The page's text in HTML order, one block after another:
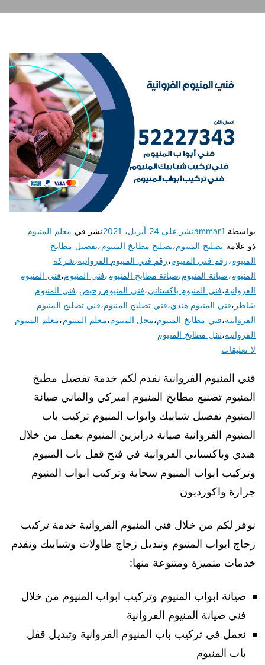
بواسطة ammar1نشر على 24 أبريل، 2021 نشر في معلم المنيوم
ذو علامة تصليح المنيوم،تصليح مطابخ المنيوم،تفصيل مطابخ
المنيوم،رقم فني المنيوم،رقم فني المنيوم الفروانية،شركة
المنيوم،صيانة المنيوم،صيانة مطابخ المنيوم،فني المنيوم،فني المنيوم
الفروانية،فني المنيوم باكستاني،فني المنيوم رخيص،فني المنيوم
شاطر ،فني المنيوم هندي،فني تصليح المنيوم،فني تصليح المنيوم
الفروانية،فني مطابخ المنيوم،محل المنيوم،معلم المنيوم،معلم المنيوم
الفروانية،نقل مطابخ المنيوم
لا تعليقات
فني المنيوم الفروانية نقدم لكم خدمة تفصيل مطبخ
المنيوم تصنيع مطابخ المنيوم اميركي والماني صيانة
المنيوم تفصيل شبابيك وابواب المنيوم تركيب باب
المنيوم الفروانية صيانة درابزين المنيوم نعمل من خلال
هندي وباكستاني الفروانية في فتح قفل باب المنيوم
وتركيب ابواب المنيوم سحابة وتركيب ابواب المنيوم
جرارة واكورديون
نوفر لكم من خلال فني المنيوم الفروانية خدمة تركيب
زجاج ابواب المنيوم وتبديل زجاج طاولات وشبابيك ونقدم
خدمات متميزة ومتنوعة منها:
صيانة ابواب المنيوم وتركيب ابواب المنيوم من خلال
فني صيانة المنيوم الفروانية
نعمل في تركيب باب المنيوم الفروانية وتبديل قفل
باب المنيوم